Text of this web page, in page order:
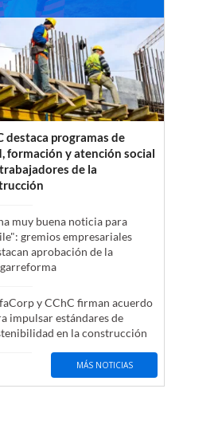
destaca programas de
formación y atención social
de la
muy buena noticia para
gremios empresariales
aprobación de la
y CChC firman acuerdo
impulsar estándares de
en la construcción
MÁS NOTICIAS